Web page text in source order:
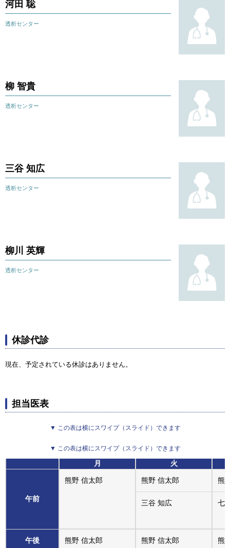
河田 聡
透析センター
柳 智貴
透析センター
三谷 知広
透析センター
柳川 英輝
透析センター
休診代診
現在、予定されている休診はありません。
担当医表
▼ この表は横にスワイプ（スライド）できます
▼ この表は横にスワイプ（スライド）できます
月 火
午前
熊野 信太郎 熊野 信太郎
三谷 知広
熊
七
午後 熊野 信太郎 熊野 信太郎 熊